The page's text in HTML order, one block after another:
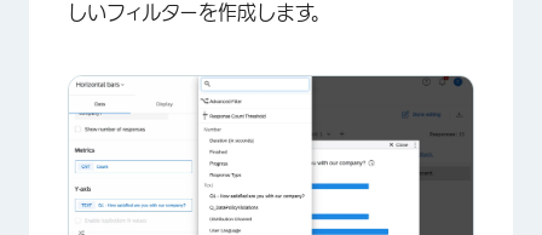
しいフィルターを作成します。